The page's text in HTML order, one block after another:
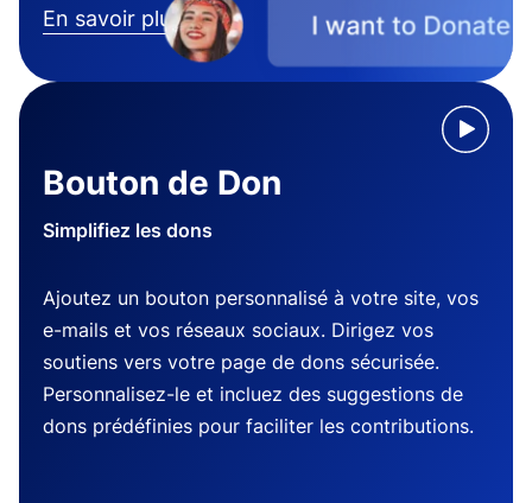
En savoir plus
Bouton de Don
Simplifiez les dons
Ajoutez un bouton personnalisé à votre site, vos
e-mails et vos réseaux sociaux. Dirigez vos
soutiens vers votre page de dons sécurisée.
Personnalisez-le et incluez des suggestions de
dons prédéfinies pour faciliter les contributions.